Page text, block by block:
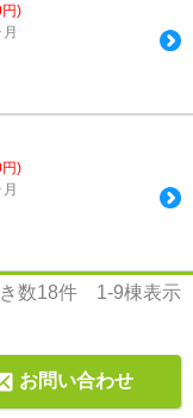
)
)
数18件 1-9棟表示
お問い合わせ